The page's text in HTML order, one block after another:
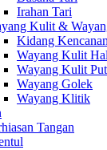
Irahan Tari
Kulit &
Kidang Kencanan
Wayang Kulit
Wayang Kulit
Wayang Golek
Wayang Klitik
Tangan